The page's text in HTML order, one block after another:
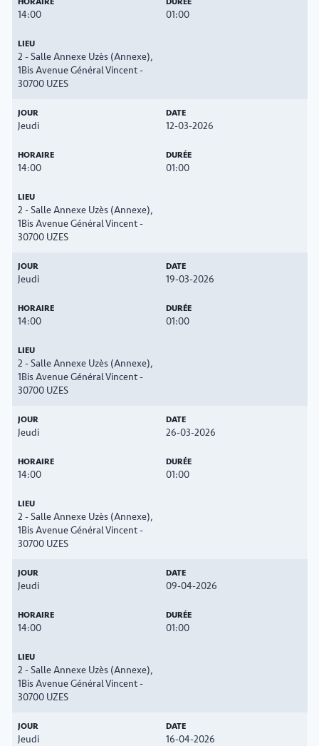
14:00 01:00
2 - Salle Annexe Uzès (Annexe),
1Bis Avenue Général Vincent -
30700 UZES
Jeudi 12-03-2026
14:00 01:00
2 - Salle Annexe Uzès (Annexe),
1Bis Avenue Général Vincent -
30700 UZES
Jeudi 19-03-2026
14:00 01:00
2 - Salle Annexe Uzès (Annexe),
1Bis Avenue Général Vincent -
30700 UZES
Jeudi 26-03-2026
14:00 01:00
2 - Salle Annexe Uzès (Annexe),
1Bis Avenue Général Vincent -
30700 UZES
Jeudi 09-04-2026
14:00 01:00
2 - Salle Annexe Uzès (Annexe),
1Bis Avenue Général Vincent -
30700 UZES
Jeudi 16-04-2026